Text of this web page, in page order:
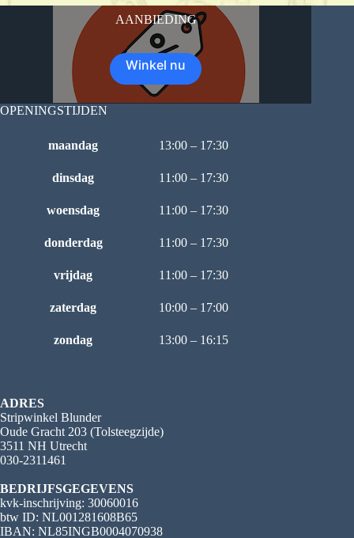
AANBIEDING
Winkel nu
OPENINGSTIJDEN
maandag 13:00 – 17:30
dinsdag 11:00 – 17:30
woensdag 11:00 – 17:30
donderdag 11:00 – 17:30
vrijdag 11:00 – 17:30
zaterdag 10:00 – 17:00
zondag 13:00 – 16:15
ADRES
Stripwinkel Blunder
Oude Gracht 203 (Tolsteegzijde)
3511 NH Utrecht
030-2311461
BEDRIJFSGEGEVENS
kvk-inschrijving: 30060016
btw ID: NL001281608B65
IBAN: NL85INGB0004070938